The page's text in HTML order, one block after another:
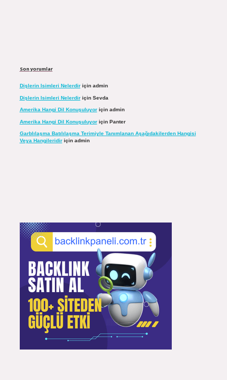
Son yorumlar
Dişlerin Isimleri Nelerdiriçin admin
Dişlerin Isimleri Nelerdiriçin Sevda
Amerika Hangi Dil Konuşuluyoriçin admin
Amerika Hangi Dil Konuşuluyoriçin Panter
Garblılaşma Batılılaşma Terimiyle Tanımlanan Aşağıdakilerden Hangisi
Veya Hangileridiriçin admin